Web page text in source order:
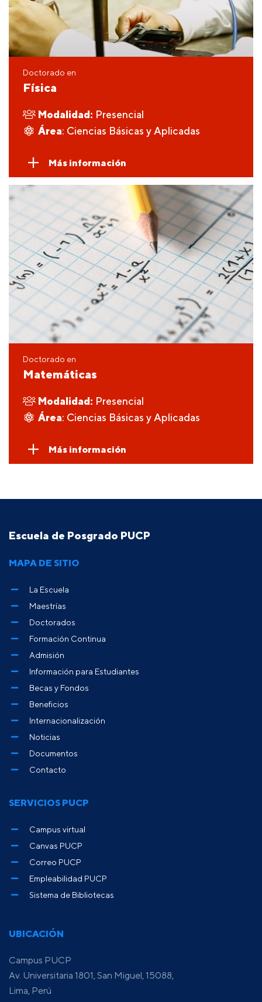
Doctorado en
Física
Modalidad: Presencial
Área: Ciencias Básicas y Aplicadas
Más información
Doctorado en
Matemáticas
Modalidad: Presencial
Área: Ciencias Básicas y Aplicadas
Más información
Escuela de Posgrado PUCP
UBICACIÓN
Campus PUCP
Av. Universitaria 1801, San Miguel, 15088,
Lima, Perú
MAPA DE SITIO
La Escuela
Maestrías
Doctorados
Formación Continua
Admisión
Información para Estudiantes
Becas y Fondos
Beneficios
Internacionalización
Noticias
Documentos
Contacto
SERVICIOS PUCP
Campus virtual
Canvas PUCP
Correo PUCP
Empleabilidad PUCP
Sistema de Bibliotecas